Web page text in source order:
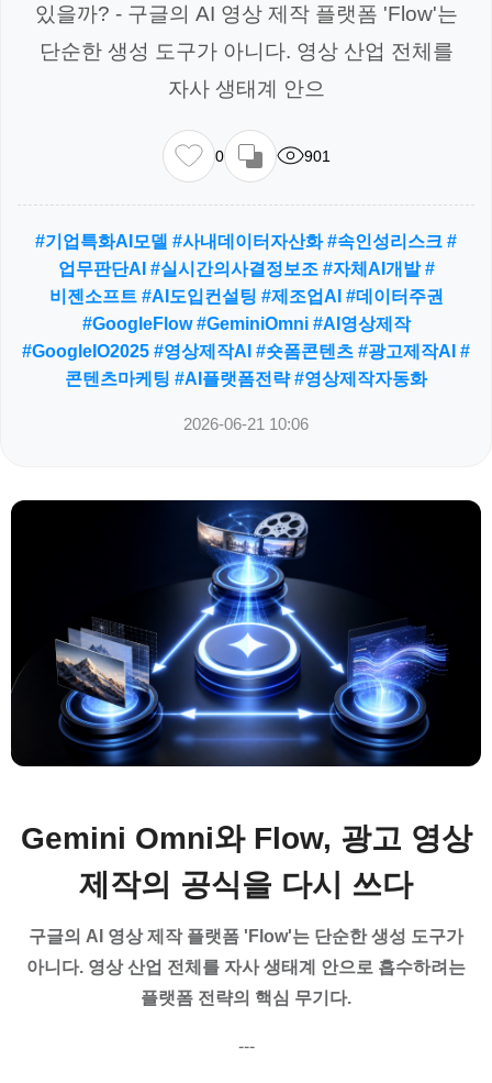
있을까? - 구글의 AI 영상 제작 플랫폼 'Flow'는
단순한 생성 도구가 아니다. 영상 산업 전체를
자사 생태계 안으
0 901
#기업특화AI모델 #사내데이터자산화 #속인성리스크 #
업무판단AI #실시간의사결정보조 #자체AI개발 #
비젠소프트 #AI도입컨설팅 #제조업AI #데이터주권
#GoogleFlow #GeminiOmni #AI영상제작
#GoogleIO2025 #영상제작AI #숏폼콘텐츠 #광고제작AI #
콘텐츠마케팅 #AI플랫폼전략 #영상제작자동화
2026-06-21 10:06
Gemini Omni와 Flow, 광고 영상
제작의 공식을 다시 쓰다
구글의 AI 영상 제작 플랫폼 'Flow'는 단순한 생성 도구가
아니다. 영상 산업 전체를 자사 생태계 안으로 흡수하려는
플랫폼 전략의 핵심 무기다.
---